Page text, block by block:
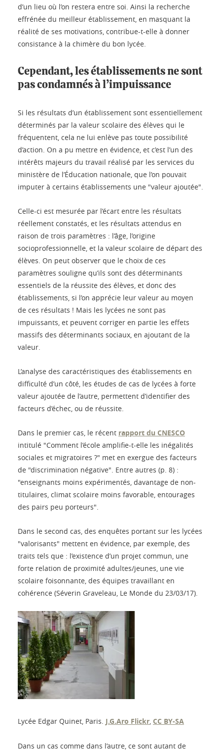
d’un lieu où l’on restera entre soi. Ainsi la recherche
effrénée du meilleur établissement, en masquant la
réalité de ses motivations, contribue-t-elle à donner
consistance à la chimère du bon lycée.
Cependant, les établissements ne sont
pas condamnés à l’impuissance
Si les résultats d’un établissement sont essentiellement
déterminés par la valeur scolaire des élèves qui le
fréquentent, cela ne lui enlève pas toute possibilité
d’action. On a pu mettre en évidence, et c’est l’un des
intérêts majeurs du travail réalisé par les services du
ministère de l’Éducation nationale, que l’on pouvait
imputer à certains établissements une "valeur ajoutée".
Celle-ci est mesurée par l’écart entre les résultats
réellement constatés, et les résultats attendus en
raison de trois paramètres : l’âge, l’origine
socioprofessionnelle, et la valeur scolaire de départ des
élèves. On peut observer que le choix de ces
paramètres souligne qu’ils sont des déterminants
essentiels de la réussite des élèves, et donc des
établissements, si l’on apprécie leur valeur au moyen
de ces résultats ! Mais les lycées ne sont pas
impuissants, et peuvent corriger en partie les effets
massifs des déterminants sociaux, en ajoutant de la
valeur.
L’analyse des caractéristiques des établissements en
difficulté d’un côté, les études de cas de lycées à forte
valeur ajoutée de l’autre, permettent d’identifier des
facteurs d’échec, ou de réussite.
Dans le premier cas, le récent rapport du CNESCO
intitulé "Comment l’école amplifie-t-elle les inégalités
sociales et migratoires ?" met en exergue des facteurs
de "discrimination négative". Entre autres (p. 8) :
"enseignants moins expérimentés, davantage de non-
titulaires, climat scolaire moins favorable, entourages
des pairs peu porteurs".
Dans le second cas, des enquêtes portant sur les lycées
"valorisants" mettent en évidence, par exemple, des
traits tels que : l’existence d’un projet commun, une
forte relation de proximité adultes/jeunes, une vie
scolaire foisonnante, des équipes travaillant en
cohérence (Séverin Graveleau, Le Monde du 23/03/17).
Lycée Edgar Quinet, Paris. J.G.Aro Flickr, CC BY-SA
Dans un cas comme dans l’autre, ce sont autant de